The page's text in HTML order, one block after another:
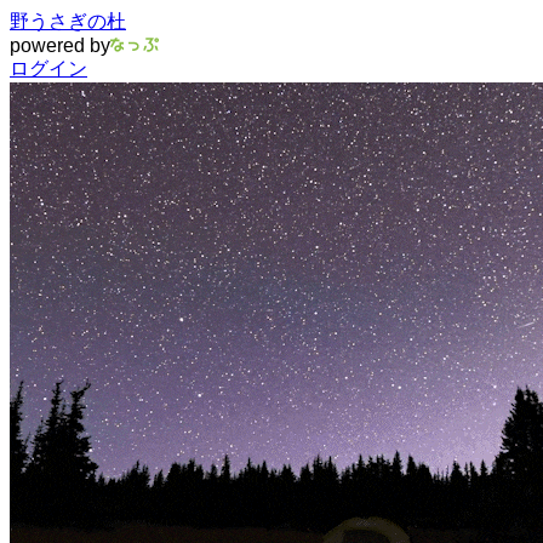
野うさぎの杜
powered by
ログイン